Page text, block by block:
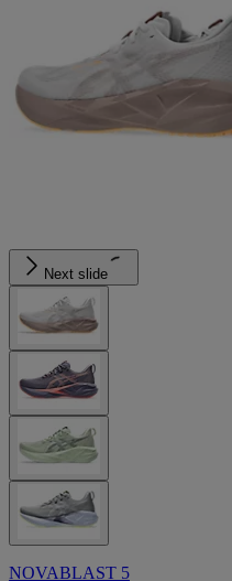
Next slide
NOVABLAST 5